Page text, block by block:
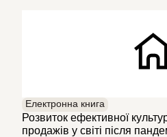
Електронна книга
Розвиток ефективної
продажів у світі після